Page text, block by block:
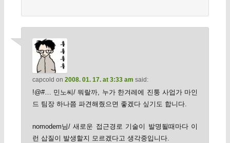
capcold on 2008. 01. 17. at 3:33 am said:
!@#… 민노씨/ 뭐랄까, 누가 한겨레에 진퉁 사업가 마인
드 팀장 하나쯤 파견해줬으면 좋겠다 싶기도 합니다.
nomodem님/ 새로운 접근경로 기술이 발명될때마다 이
런 삽질이 발생할지 모르겠다고 생각중입니다.